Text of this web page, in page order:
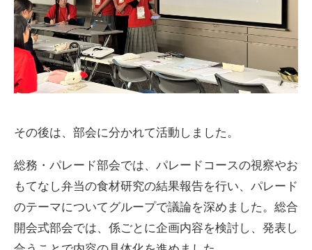
その後は、部会に分かれて活動しました。
総務・パレード部会では、パレードコースの視察やお
もてなし弁当の食材研究の結果報告を行い、パレード
のテーマについてグループで議論を深めました。総合
開会式部会では、係ごとに企画内容を検討し、発表し